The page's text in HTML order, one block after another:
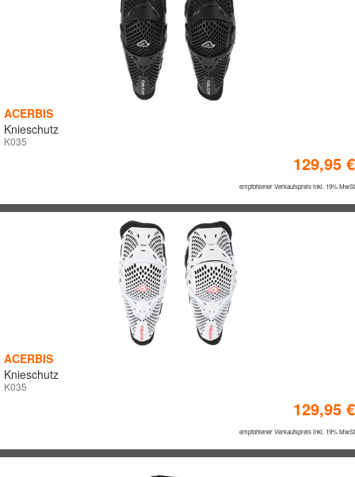
ACERBIS
Knieschutz
K035
129,95 €
empfohlener Verkaufspreis inkl. 19% MwSt
ACERBIS
Knieschutz
K035
129,95 €
empfohlener Verkaufspreis inkl. 19% MwSt